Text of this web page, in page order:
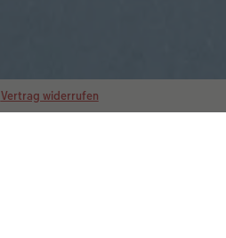
Vertrag widerrufen